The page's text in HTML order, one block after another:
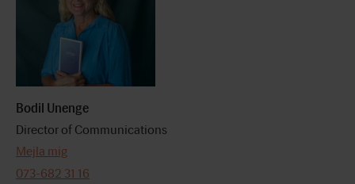
Bodil Unenge
Director of Communications
Mejla mig
073-682 31 16